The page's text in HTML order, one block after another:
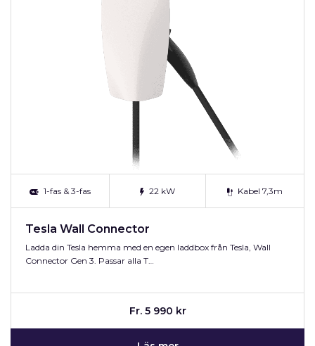
1-fas & 3-fas 22 kW Kabel 7,3m
Tesla Wall Connector
Ladda din Tesla hemma med en egen laddbox från Tesla, Wall
Connector Gen 3. Passar alla T…
Fr. 5 990 kr